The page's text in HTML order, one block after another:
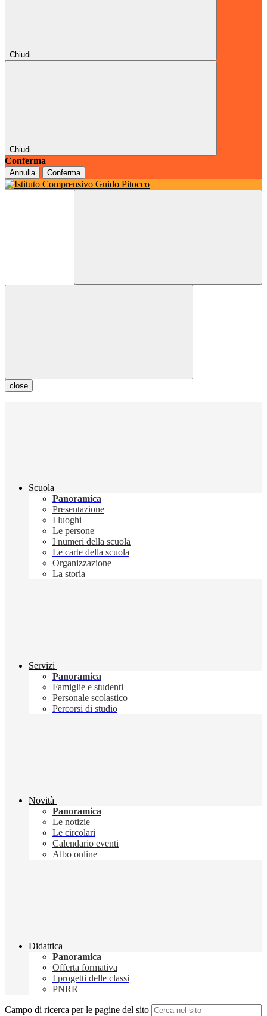
Chiudi
Chiudi
Conferma
Annulla Conferma
close
Scuola
Panoramica
Presentazione
I luoghi
Le persone
I numeri della scuola
Le carte della scuola
Organizzazione
La storia
Servizi
Panoramica
Famiglie e studenti
Personale scolastico
Percorsi di studio
Novità
Panoramica
Le notizie
Le circolari
Calendario eventi
Albo online
Didattica
Panoramica
Offerta formativa
I progetti delle classi
PNRR
Campo di ricerca per le pagine del sito